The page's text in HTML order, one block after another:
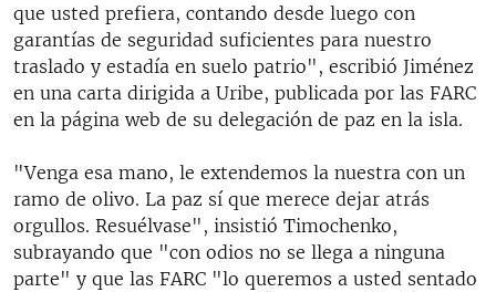
que usted prefiera, contando desde luego con
garantías de seguridad suficientes para nuestro
traslado y estadía en suelo patrio", escribió Jiménez
en una carta dirigida a Uribe, publicada por las FARC
en la página web de su delegación de paz en la isla.
"Venga esa mano, le extendemos la nuestra con un
ramo de olivo. La paz sí que merece dejar atrás
orgullos. Resuélvase", insistió Timochenko,
subrayando que "con odios no se llega a ninguna
parte" y que las FARC "lo queremos a usted sentado